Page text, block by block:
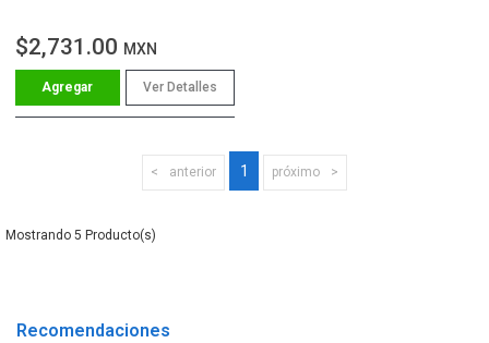
$2,731.00 MXN
Ver Detalles
anterior 1 próximo
5
Recomendaciones